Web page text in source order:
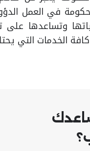
في العمل
وتساعدها على
الخدمات التي